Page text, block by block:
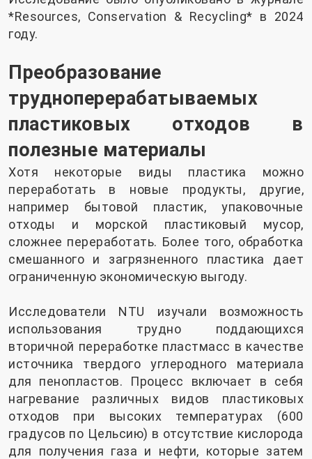
*Resources, Conservation & Recycling* в 2024
году.
Преобразование
трудноперерабатываемых
пластиковых отходов в
полезные материалы
Хотя некоторые виды пластика можно
переработать в новые продукты, другие,
например бытовой пластик, упаковочные
отходы и морской пластиковый мусор,
сложнее переработать. Более того, обработка
смешанного и загрязненного пластика дает
ограниченную экономическую выгоду.
Исследователи NTU изучали возможность
использования трудно поддающихся
вторичной переработке пластмасс в качестве
источника твердого углеродного материала
для пенопластов. Процесс включает в себя
нагревание различных видов пластиковых
отходов при высоких температурах (600
градусов по Цельсию) в отсутствие кислорода
для получения газа и нефти, которые затем